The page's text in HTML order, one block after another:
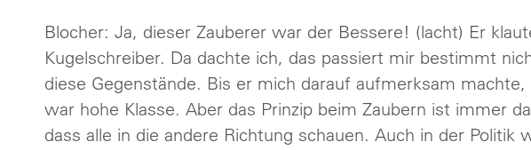
Blocher: Ja, dieser Zauberer war der Bessere! (lacht) Er
Kugelschreiber. Da dachte ich, das passiert mir bestimmt
diese Gegenstände. Bis er mich darauf aufmerksam
war hohe Klasse. Aber das Prinzip beim Zaubern ist immer
dass alle in die andere Richtung schauen. Auch in der Politik